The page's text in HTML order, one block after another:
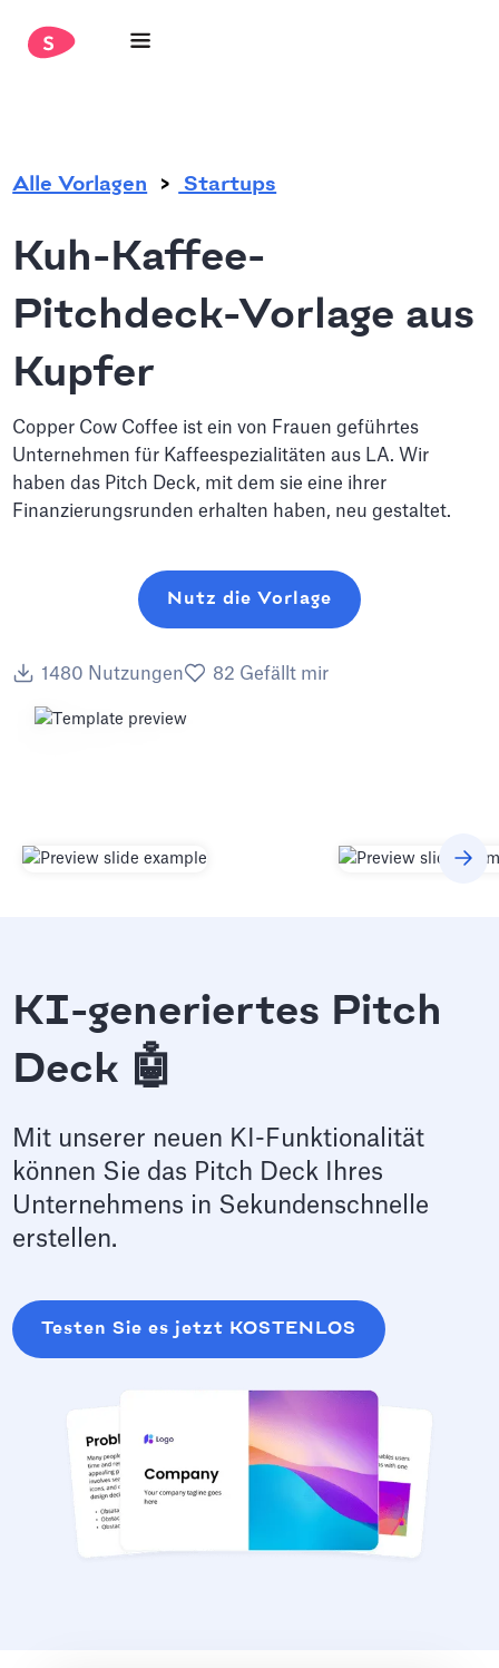
Alle Vorlagen Startups
Kuh-Kaffee-
Pitchdeck-Vorlage aus
Kupfer
Copper Cow Coffee ist ein von Frauen geführtes
Unternehmen für Kaffeespezialitäten aus LA. Wir
haben das Pitch Deck, mit dem sie eine ihrer
Finanzierungsrunden erhalten haben, neu gestaltet.
Nutz die Vorlage
1480 Nutzungen 82 Gefällt mir
KI-generiertes Pitch
Deck 🤖
Mit unserer neuen KI-Funktionalität
können Sie das Pitch Deck Ihres
Unternehmens in Sekundenschnelle
erstellen.
Testen Sie es jetzt KOSTENLOS